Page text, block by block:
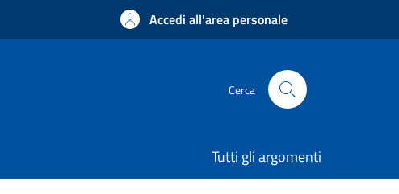
Accedi all'area personale
Cerca
Tutti gli argomenti